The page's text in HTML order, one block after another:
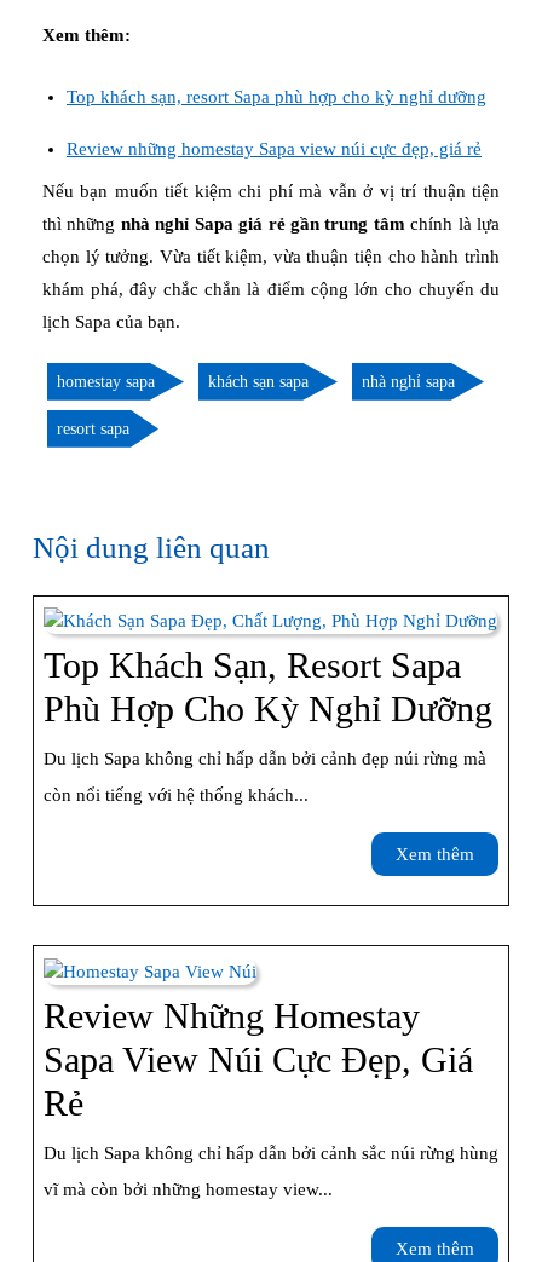
Xem thêm:
Top khách sạn, resort Sapa phù hợp cho kỳ nghỉ dưỡng
Review những homestay Sapa view núi cực đẹp, giá rẻ
Nếu bạn muốn tiết kiệm chi phí mà vẫn ở vị trí thuận tiện
thì những nhà nghỉ Sapa giá rẻ gần trung tâm chính là lựa
chọn lý tưởng. Vừa tiết kiệm, vừa thuận tiện cho hành trình
khám phá, đây chắc chắn là điểm cộng lớn cho chuyến du
lịch Sapa của bạn.
homestay sapa khách sạn sapa nhà nghỉ sapa
resort sapa
Nội dung liên quan
Top Khách Sạn, Resort Sapa
Phù Hợp Cho Kỳ Nghỉ Dưỡng
Du lịch Sapa không chỉ hấp dẫn bởi cảnh đẹp núi rừng mà
còn nổi tiếng với hệ thống khách...
Xem thêm
thêm
Review Những Homestay
Sapa View Núi Cực Đẹp, Giá
RẻReview
Những
Homestay
Du lịch Sapa không chỉ hấp dẫn bởi cảnh sắc núi rừng hùng
vĩ mà còn bởi những homestay view...
Xem thêm